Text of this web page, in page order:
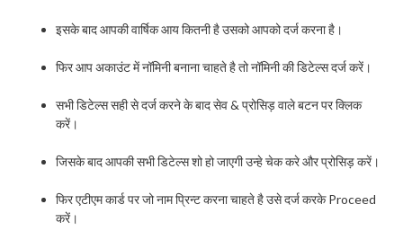
इसके बाद आपकी वार्षिक आय कितनी है उसको आपको दर्ज करना है।
फिर आप अकाउंट में नॉमिनी बनाना चाहते है तो नॉमिनी की डिटेल्स दर्ज करें।
सभी डिटेल्स सही से दर्ज करने के बाद सेव & प्रोसिड़ वाले बटन पर क्लिक
करें।
जिसके बाद आपकी सभी डिटेल्स शो हो जाएगी उन्हे चेक करे और प्रोसिड़ करें।
फिर एटीएम कार्ड पर जो नाम प्रिन्ट करना चाहते है उसे दर्ज करके Proceed
करें।